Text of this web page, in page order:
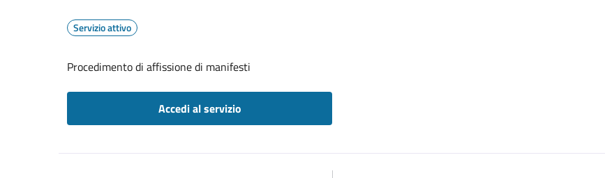
Servizio attivo
Procedimento di affissione di manifesti
Accedi al servizio